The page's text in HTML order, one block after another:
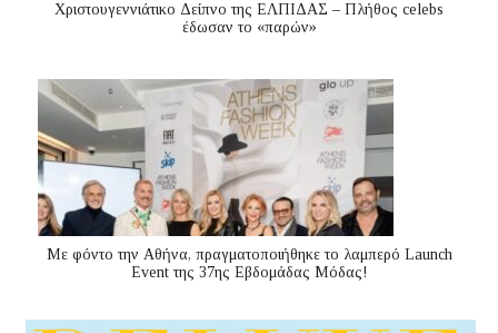
Χριστουγεννιάτικο Δείπνο της ΕΛΠΙΔΑΣ – Πλήθος celebs
έδωσαν το «παρών»
Με φόντο την Αθήνα, πραγματοποιήθηκε το λαμπερό Launch
Event της 37ης Εβδομάδας Μόδας!